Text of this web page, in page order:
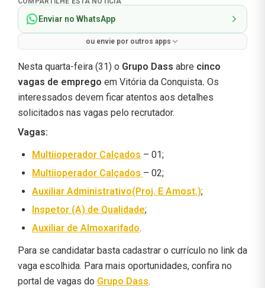
Enviar no WhatsApp
ou envie por outros apps
Nesta quarta-feira (31) o Grupo Dass abre cinco
vagas de emprego em Vitória da Conquista. Os
interessados devem ficar atentos aos detalhes
solicitados nas vagas pelo recrutador.
Vagas:
Multiioperador Calçados – 01;
Multiioperador Calçados – 02;
Auxiliar Administrativo(Proj. E Amost.);
Inspetor (A) de Qualidade;
Auxiliar de Almoxarifado.
Para se candidatar basta cadastrar o currículo no link da
vaga escolhida. Para mais oportunidades, confira no
portal de vagas do Grupo Dass.